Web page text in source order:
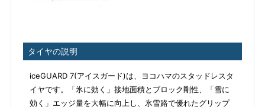
タイヤの説明
iceGUARD 7(アイスガード)は、ヨコハマのスタッドレスタ
イヤです。「氷に効く」接地面積とブロック剛性、「雪に
効く」エッジ量を大幅に向上し、氷雪路で優れたグリップ